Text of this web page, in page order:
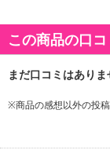
大人気のVC100シ
ルが登場！
●100倍浸透型ビタ
誘導体2種配合！
っています！！
この商品の口コ
※商品の感想以外の投